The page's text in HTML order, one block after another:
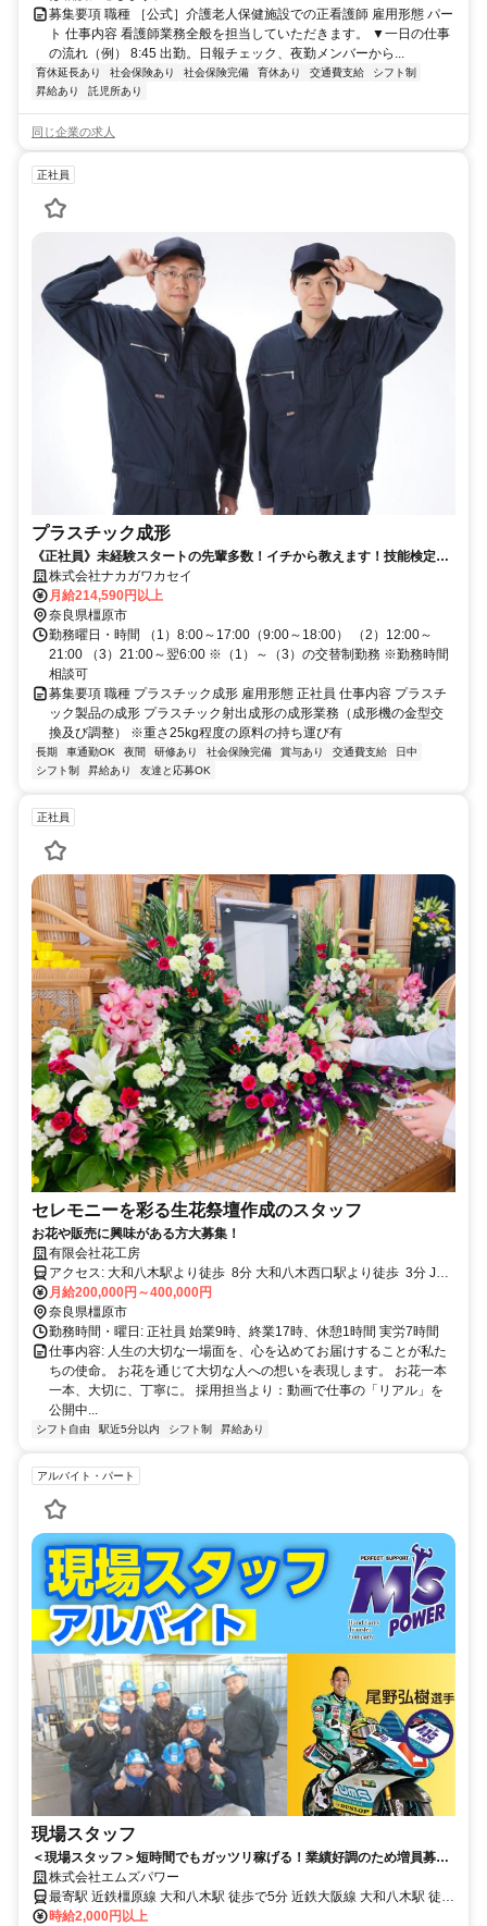
募集要項 職種 ［公式］介護老人保健施設での正看護師 雇用形態 パー
ト 仕事内容 看護師業務全般を担当していただきます。 ▼一日の仕事
の流れ（例） 8:45 出勤。日報チェック、夜勤メンバーから...
育休延長あり 社会保険あり 社会保険完備 育休あり 交通費支給
シフト制
昇給あり
託児所あり
同じ企業の求人
正社員
プラスチック成形
《正社員》未経験スタートの先輩多数！イチから教えます！技能検定所
有者は給与面考慮！
株式会社ナカガワカセイ
月給214,590円以上
奈良県橿原市
勤務曜日・時間 （1）8:00～17:00（9:00～18:00） （2）12:00～
21:00 （3）21:00～翌6:00 ※（1）～（3）の交替制勤務 ※勤務時間
相談可
募集要項 職種 プラスチック成形 雇用形態 正社員 仕事内容 プラスチ
ック製品の成形 プラスチック射出成形の成形業務（成形機の金型交
換及び調整） ※重さ25kg程度の原料の持ち運び有
長期 車通勤OK 夜間 研修あり 社会保険完備 賞与あり 交通費支給
日中
シフト制
昇給あり 友達と応募OK
正社員
セレモニーを彩る生花祭壇作成のスタッフ
お花や販売に興味がある方大募集！
有限会社花工房
アクセス: 大和八木駅より徒歩 8分 大和八木西口駅より徒歩 3分 JR
畝傍駅よら徒歩 6分
月給200,000円～400,000円
奈良県橿原市
勤務時間・曜日: 正社員 始業9時、終業17時、休憩1時間 実労7時間
仕事内容: 人生の大切な一場面を、心を込めてお届けすることが私た
ちの使命。 お花を通じて大切な人への想いを表現します。 お花一本
一本、大切に、丁寧に。 採用担当より：動画で仕事の「リアル」を
公開中...
シフト自由 駅近5分以内 シフト制 昇給あり
アルバイト・パート
現場スタッフ
＜現場スタッフ＞短時間でもガッツリ稼げる！業績好調のため増員募
集！未経験でも全力でサポートします！
株式会社エムズパワー
最寄駅 近鉄橿原線 大和八木駅 徒歩で5分 近鉄大阪線 大和八木駅 徒歩
で5分
時給2,000円以上